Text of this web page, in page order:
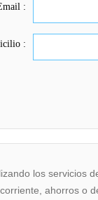
:
:
los servicios
ahorros o